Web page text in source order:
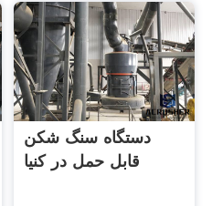
دستگاه سنگ شکن
قابل حمل در کنیا